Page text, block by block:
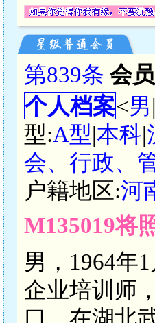
第839条 会
个人档案<男|
型:A型|本科|
会、行政、
户籍地区:河
M135019将
男，1964年
企业培训师
口，在湖北